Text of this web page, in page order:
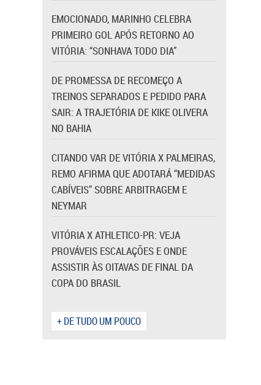
EMOCIONADO, MARINHO CELEBRA
PRIMEIRO GOL APÓS RETORNO AO
VITÓRIA: “SONHAVA TODO DIA”
DE PROMESSA DE RECOMEÇO A
TREINOS SEPARADOS E PEDIDO PARA
SAIR: A TRAJETÓRIA DE KIKE OLIVERA
NO BAHIA
CITANDO VAR DE VITÓRIA X PALMEIRAS,
REMO AFIRMA QUE ADOTARÁ “MEDIDAS
CABÍVEIS” SOBRE ARBITRAGEM E
NEYMAR
VITÓRIA X ATHLETICO-PR: VEJA
PROVÁVEIS ESCALAÇÕES E ONDE
ASSISTIR ÀS OITAVAS DE FINAL DA
COPA DO BRASIL
+ DE TUDO UM POUCO